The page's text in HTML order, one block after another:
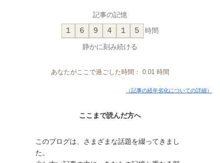
記事の記憶
1 6 9 4 1 5 時間
静かに刻み続ける
あなたがここで過ごした時間： 0.01時間
（記事の経年劣化についての詳細）
ここまで読んだ方へ
このブログは、さまざまな話題を綴ってきまし
た。